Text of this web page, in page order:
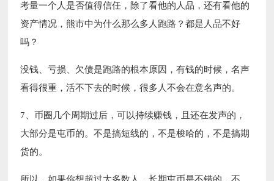
考量一个人是否值得信任，除了看他的人品，还有看他的
资产情况，熊市中为什么那么多人跑路？都是人品不好
吗？
没钱、亏损、欠债是跑路的根本原因，有钱的时候，名声
看得很重，活不下去的时候，很多人不会在意名声的。
7、币圈几个周期过后，可以持续赚钱，且还在发声的，
大部分是屯币的。不是搞短线的，不是梭哈的，不是搞期
货的。